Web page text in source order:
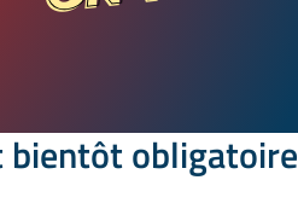
bientôt obligatoire